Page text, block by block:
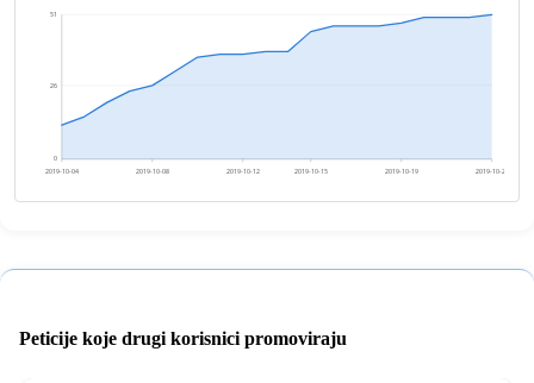
0
26
51
2019-10-04 2019-10-08 2019-10-12 2019-10-15 2019-10-19 2019-10-23
Peticije koje drugi korisnici promoviraju